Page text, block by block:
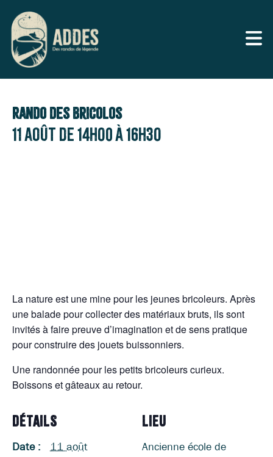
Rando des Bricolos
11 août de 14h00à16h30
La nature est une mine pour les jeunes bricoleurs. Après
une balade pour collecter des matériaux bruts, ils sont
invités à faire preuve d’imagination et de sens pratique
pour construire des jouets buissonniers.
Une randonnée pour les petits bricoleurs curieux.
Boissons et gâteaux au retour.
DÉTAILS
Date :
11 août
LIEU
Ancienne école de